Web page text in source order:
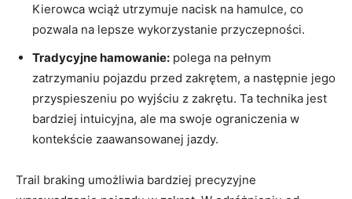
Kierowca wciąż utrzymuje nacisk na hamulce, co
pozwala na lepsze wykorzystanie przyczepności.
Tradycyjne hamowanie: polega na pełnym
zatrzymaniu pojazdu przed zakrętem, a następnie jego
przyspieszeniu po wyjściu z zakrętu. Ta technika jest
bardziej intuicyjna, ale ma swoje ograniczenia w
kontekście zaawansowanej jazdy.
Trail braking umożliwia bardziej precyzyjne